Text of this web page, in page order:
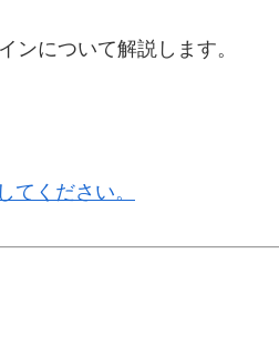
ンについて解説します。
てください。